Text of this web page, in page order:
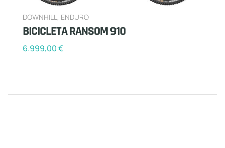
DOWNHILL, ENDURO
BICICLETA RANSOM 910
6.999,00€